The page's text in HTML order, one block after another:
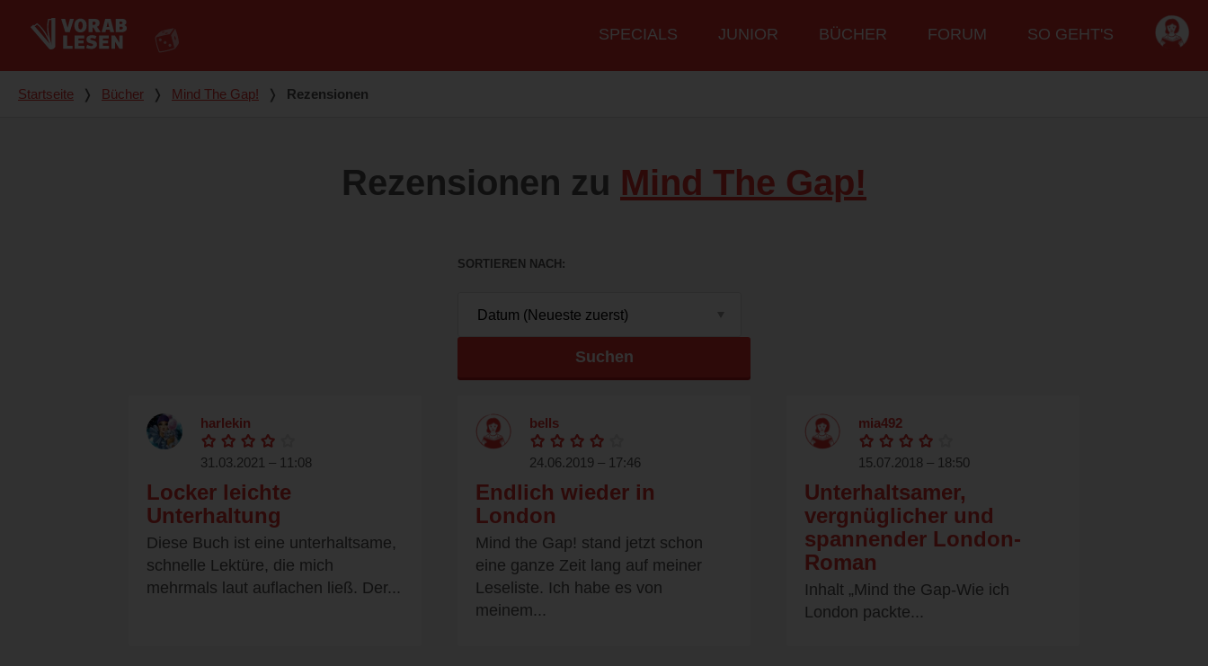
Hauptmenü
SPECIALS JUNIOR BÜCHER FORUM SO GEHT'S
Du bist hier
Startseite ❭ Bücher ❭ Mind The Gap! ❭ Rezensionen
Rezensionen zu Mind The Gap!
SORTIEREN NACH
Suchen
harlekin
31.03.2021 – 11:08
Locker leichte
Unterhaltung
Diese Buch ist eine unterhaltsame,
schnelle Lektüre, die mich
mehrmals laut auflachen ließ. Der...
bells
24.06.2019 – 17:46
Endlich wieder in
London
Mind the Gap! stand jetzt schon
eine ganze Zeit lang auf meiner
Leseliste. Ich habe es von
meinem...
mia492
15.07.2018 – 18:50
Unterhaltsamer,
vergnüglicher und
spannender London-
Roman
Inhalt „Mind the Gap-Wie ich
London packte...